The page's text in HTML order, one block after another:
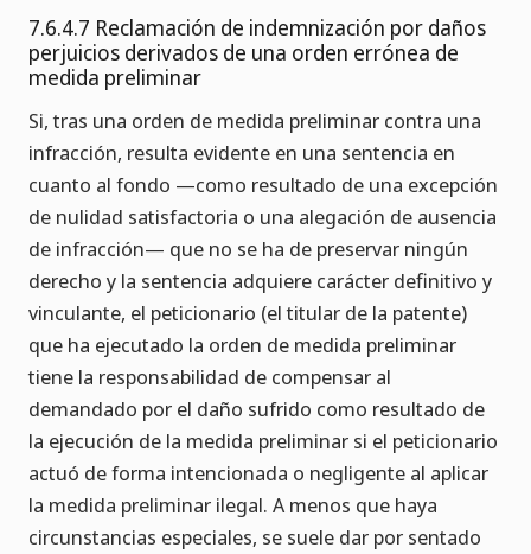
7.6.4.7 Reclamación de indemnización por daños
perjuicios derivados de una orden errónea de
medida preliminar
Si, tras una orden de medida preliminar contra una
infracción, resulta evidente en una sentencia en
cuanto al fondo —como resultado de una excepción
de nulidad satisfactoria o una alegación de ausencia
de infracción— que no se ha de preservar ningún
derecho y la sentencia adquiere carácter definitivo y
vinculante, el peticionario (el titular de la patente)
que ha ejecutado la orden de medida preliminar
tiene la responsabilidad de compensar al
demandado por el daño sufrido como resultado de
la ejecución de la medida preliminar si el peticionario
actuó de forma intencionada o negligente al aplicar
la medida preliminar ilegal. A menos que haya
circunstancias especiales, se suele dar por sentado